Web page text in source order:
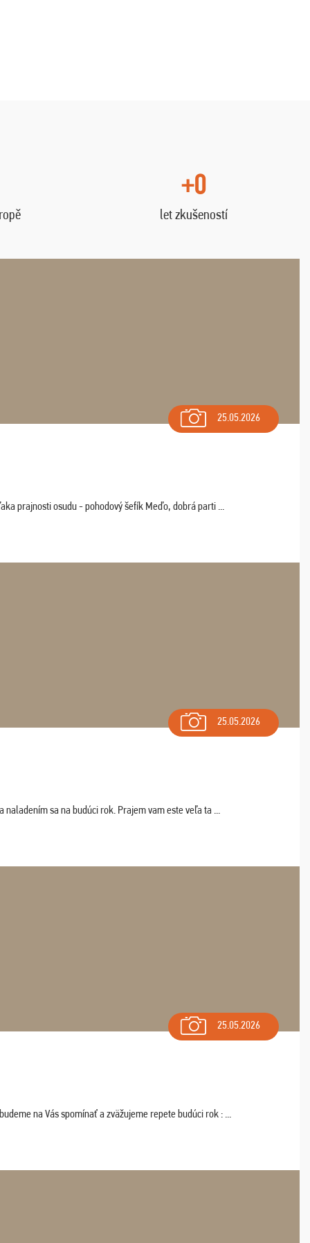
+0
let zkušeností
25.05.2026
prajnosti osudu - pohodový šefík Meďo, dobrá parti ...
25.05.2026
sa na budúci rok. Prajem vam este veľa ta ...
25.05.2026
na Vás spomínať a zväžujeme repete budúci rok : ...